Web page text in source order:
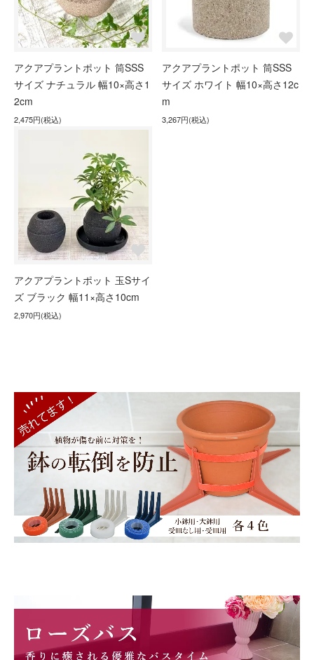
アクアプラントポット 筒SSS
サイズ ナチュラル 幅10×高さ1
2cm
2,475円(税込)
アクアプラントポット 筒SSS
サイズ ホワイト 幅10×高さ12c
m
3,267円(税込)
アクアプラントポット 玉Sサイ
ズ ブラック 幅11×高さ10cm
2,970円(税込)